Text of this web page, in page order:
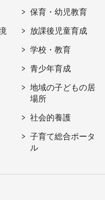
保育・幼児教育
放課後児童育成
学校・教育
青少年育成
地域の子どもの居
場所
社会的養護
子育て総合ポータ
ル